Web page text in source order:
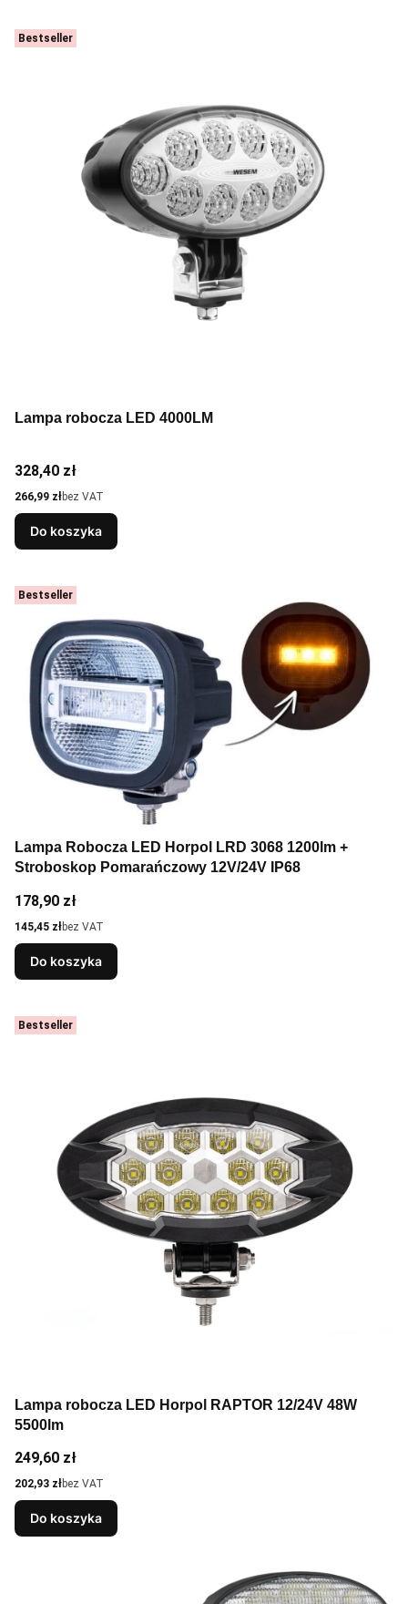
Bestseller
Lampa robocza LED 4000LM
Cena
328,40 zł
Cena
266,99 złbez VAT
Do koszyka
Bestseller
Lampa Robocza LED Horpol LRD 3068 1200lm +
Stroboskop Pomarańczowy 12V/24V IP68
Cena
178,90 zł
Cena
145,45 złbez VAT
Do koszyka
Bestseller
Lampa robocza LED Horpol RAPTOR 12/24V 48W
5500lm
Cena
249,60 zł
Cena
202,93 złbez VAT
Do koszyka